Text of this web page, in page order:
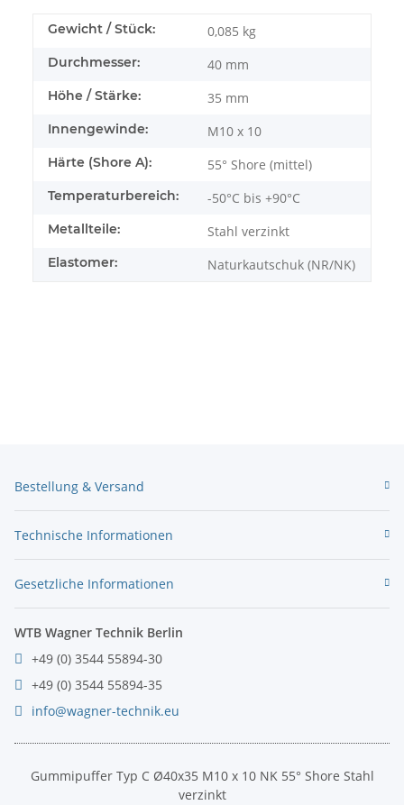
Gewicht / Stück: 0,085 kg
Durchmesser: 40 mm
Höhe / Stärke: 35 mm
Innengewinde: M10 x 10
Härte (Shore A): 55° Shore (mittel)
Temperaturbereich: -50°C bis +90°C
Metallteile: Stahl verzinkt
Elastomer: Naturkautschuk (NR/NK)
Bestellung & Versand
Technische Informationen
Gesetzliche Informationen
WTB Wagner Technik Berlin
+49 (0) 3544 55894-30
+49 (0) 3544 55894-35
info@wagner-technik.eu
Gummipuffer Typ C Ø40x35 M10 x 10 NK 55° Shore Stahl
verzinkt